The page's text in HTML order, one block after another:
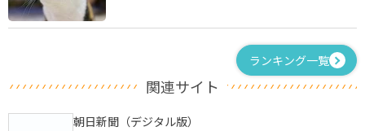
ランキング一覧
関連サイト
朝日新聞（デジタル版）